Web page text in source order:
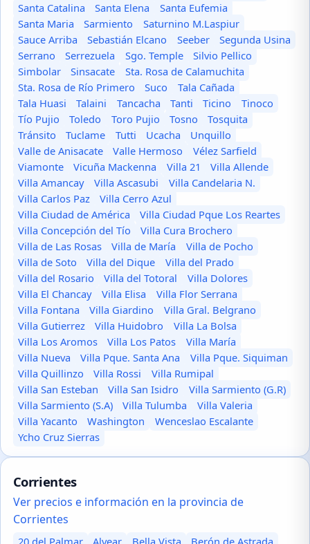
Santa Catalina
Santa Elena
Santa Eufemia
Santa Maria
Sarmiento
Saturnino M.Laspiur
Sauce Arriba
Sebastián Elcano Seeber
Segunda Usina
Serrano
Serrezuela Sgo. Temple
Silvio Pellico
Simbolar
Sinsacate
Sta. Rosa de Calamuchita
Sta. Rosa de Río Primero
Suco
Tala Cañada
Tala Huasi
Talaini Tancacha Tanti Ticino
Tinoco
Tío Pujio
Toledo Toro Pujio Tosno
Tosquita
Tránsito
Tuclame Tutti Ucacha
Unquillo
Valle de Anisacate
Valle Hermoso
Vélez Sarfield
Viamonte
Vicuña Mackenna Villa 21
Villa Allende
Villa Amancay
Villa Ascasubi
Villa Candelaria N.
Villa Carlos Paz
Villa Cerro Azul
Villa Ciudad de América
Villa Ciudad Pque Los Reartes
Villa Concepción del Tío
Villa Cura Brochero
Villa de Las Rosas
Villa de María
Villa de Pocho
Villa de Soto
Villa del Dique
Villa del Prado
Villa del Rosario
Villa del Totoral
Villa Dolores
Villa El Chancay
Villa Elisa
Villa Flor Serrana
Villa Fontana
Villa Giardino
Villa Gral. Belgrano
Villa Gutierrez
Villa Huidobro
Villa La Bolsa
Villa Los Aromos
Villa Los Patos
Villa María
Villa Nueva
Villa Pque. Santa Ana
Villa Pque. Siquiman
Villa Quillinzo
Villa Rossi
Villa Rumipal
Villa San Esteban
Villa San Isidro
Villa Sarmiento (G.R)
Villa Sarmiento (S.A)
Villa Tulumba
Villa Valeria
Villa Yacanto
Washington
Wenceslao Escalante
Ycho Cruz Sierras
Corrientes
Ver precios e información en la provincia de
Corrientes
20 del Palmar Alvear Bella Vista Berón de Astrada